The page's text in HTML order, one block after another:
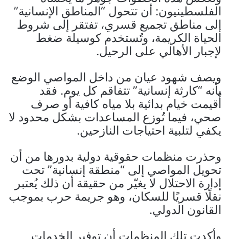
الفلسطينيون: أن تتحول “المناطق الإنسانية”
إلى مناطق تجميع قسري، تفتقر إلى شروط
الحياة الكريمة، وتُستخدم كوسيلة ضغط
لإجبار الأهالي على الرحيل.
ويصف شهود عيان من داخل المواصي الوضع
بأنه “كارثة إنسانية” تتفاقم كل يوم. فقد
أُقيمت خيام بدائية بلا مياه كافية أو صرف
صحي، فيما تُوزع المساعدات بشكل محدود لا
يكفي لتلبية احتياجات النازحين.
وحذرت منظمات حقوقية دولية بدورها من أن
تحويل المواصي إلى “منطقة إنسانية” تحت
إدارة الاحتلال لا يغيّر من حقيقة أن ذلك يُعتبر
نقلًا قسريًا للسكان، وهو جريمة حرب بموجب
القانون الدولي.
وأكدت تلك المنظمات أن توفير الخدمات